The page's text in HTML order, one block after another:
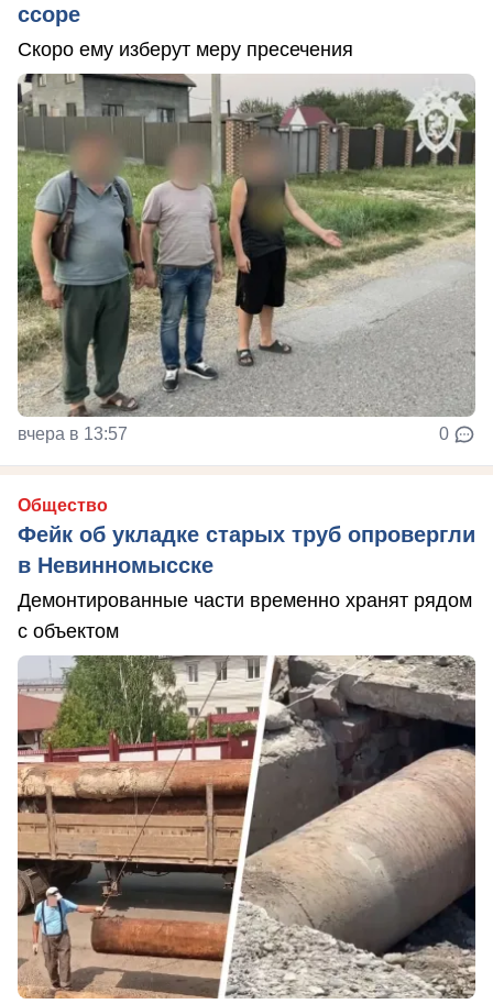
ссоре
Скоро ему изберут меру пресечения
вчера в 13:57 0
Общество
Фейк об укладке старых труб опровергли
в Невинномысске
Демонтированные части временно хранят рядом
с объектом